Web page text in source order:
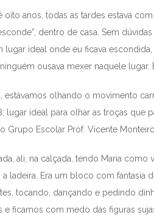
oito anos, todas as tardes estava
dentro de casa. Sem
lugar ideal onde eu ficava
ousava mexer naquele lugar.
estávamos olhando o movimento
lugar ideal para olhar as troças que
Grupo Escolar Prof. Vicente
ali, na calçada, tendo Maria como
ladeira. Era um bloco com fantasia
tocando, dançando e pedindo
ficamos com medo das figuras